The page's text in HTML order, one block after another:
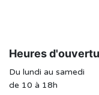
Heures
Du lundi au samedi
de 10 à 18h